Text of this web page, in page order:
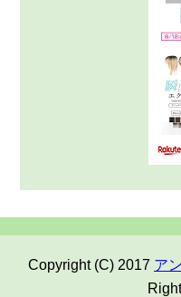
Copyright (C) 2017 ア